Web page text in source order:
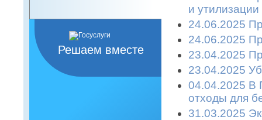
Решаем вместе
и
24.06.2025
24.06.2025
23.04.2025
23.04.2025
04.04.2025 В
отходы для
31.03.2025